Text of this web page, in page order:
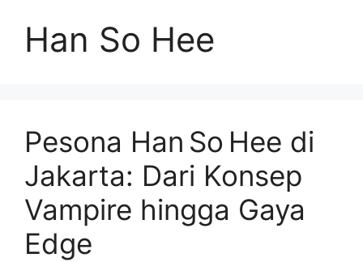
Han So Hee
Pesona Han So Hee di
Jakarta: Dari Konsep
Vampire hingga Gaya
Edge